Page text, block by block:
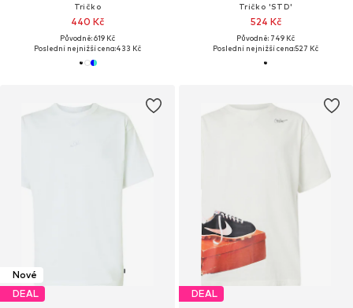
Tričko
440 Kč
Původně: 619 Kč
Poslední nejnižší cena:433 Kč
Tričko 'STD'
524 Kč
Původně: 749 Kč
Poslední nejnižší cena:527 Kč
Nové
DEAL
DEAL